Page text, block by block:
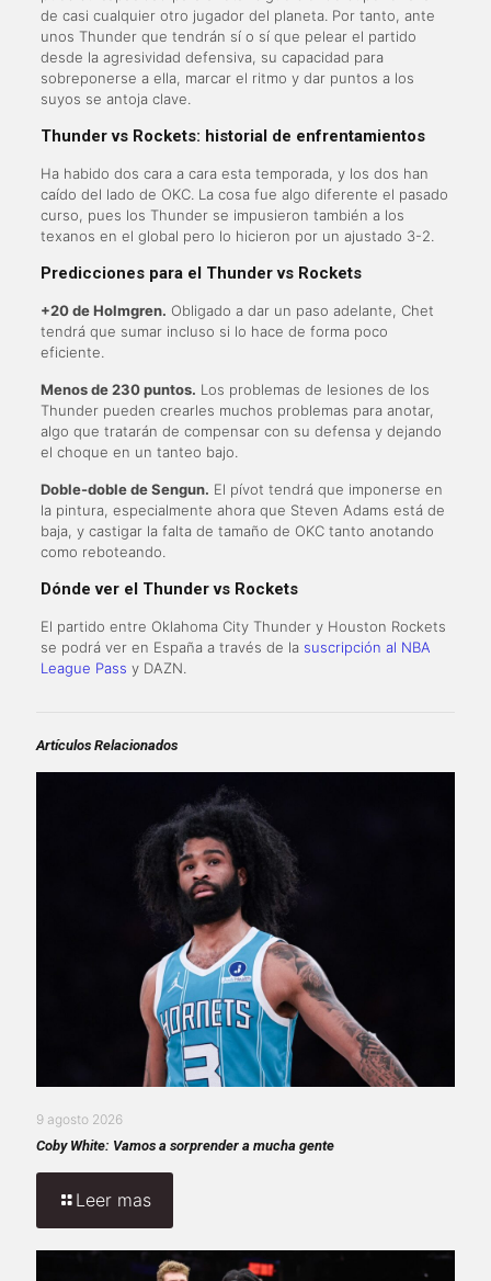
de casi cualquier otro jugador del planeta. Por tanto, ante
unos Thunder que tendrán sí o sí que pelear el partido
desde la agresividad defensiva, su capacidad para
sobreponerse a ella, marcar el ritmo y dar puntos a los
suyos se antoja clave.
Thunder vs Rockets: historial de enfrentamientos
Ha habido dos cara a cara esta temporada, y los dos han
caído del lado de OKC. La cosa fue algo diferente el pasado
curso, pues los Thunder se impusieron también a los
texanos en el global pero lo hicieron por un ajustado 3-2.
Predicciones para el Thunder vs Rockets
+20 de Holmgren. Obligado a dar un paso adelante, Chet
tendrá que sumar incluso si lo hace de forma poco
eficiente.
Menos de 230 puntos. Los problemas de lesiones de los
Thunder pueden crearles muchos problemas para anotar,
algo que tratarán de compensar con su defensa y dejando
el choque en un tanteo bajo.
Doble-doble de Sengun. El pívot tendrá que imponerse en
la pintura, especialmente ahora que Steven Adams está de
baja, y castigar la falta de tamaño de OKC tanto anotando
como reboteando.
Dónde ver el Thunder vs Rockets
El partido entre Oklahoma City Thunder y Houston Rockets
se podrá ver en España a través de la suscripción al NBA
League Pass y DAZN.
Artículos Relacionados
9 agosto 2026
Coby White: Vamos a sorprender a mucha gente
Leer mas